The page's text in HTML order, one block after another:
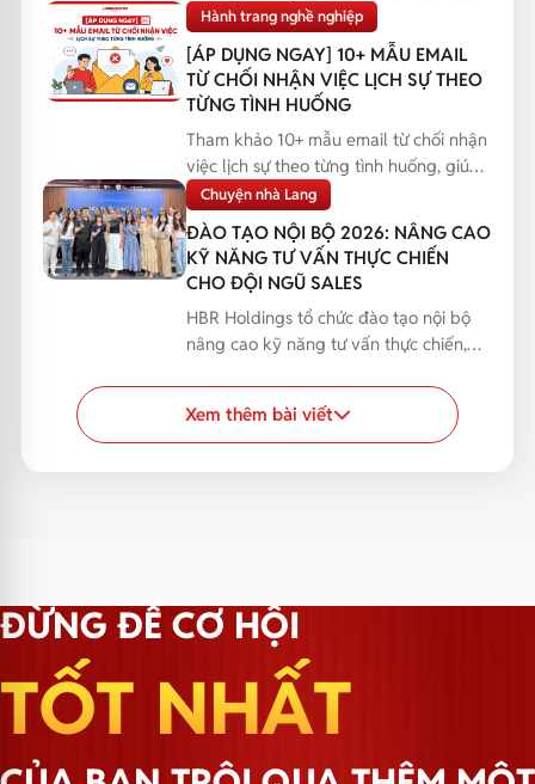
giúp bạn phản...
Hành trang nghề nghiệp
[ÁP DỤNG NGAY] 10+ MẪU EMAIL
TỪ CHỐI NHẬN VIỆC LỊCH SỰ THEO
TỪNG TÌNH HUỐNG
Tham khảo 10+ mẫu email từ chối nhận
việc lịch sự theo từng tình huống, giúp
bạn phản hồi...
Chuyện nhà Lang
ĐÀO TẠO NỘI BỘ 2026: NÂNG CAO
KỸ NĂNG TƯ VẤN THỰC CHIẾN
CHO ĐỘI NGŨ SALES
HBR Holdings tổ chức đào tạo nội bộ
nâng cao kỹ năng tư vấn thực chiến,
Xem thêm bài viết
ĐỪNG ĐỂ CƠ HỘI
TỐT NHẤT